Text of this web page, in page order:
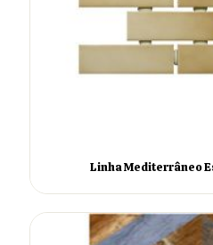
Linha Mediterrâneo